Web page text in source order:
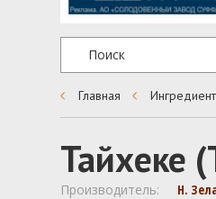
Главная
Тайхеке
Производитель: Н.